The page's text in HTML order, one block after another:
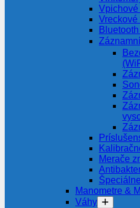
Merače
Manometre &
Váhy